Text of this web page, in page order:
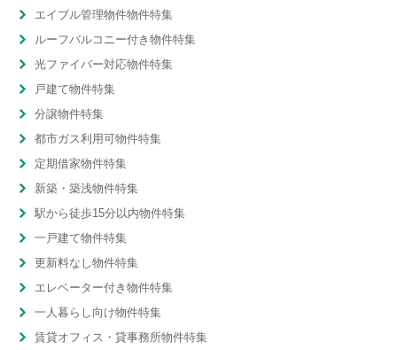
エイブル管理物件物件特集
ルーフバルコニー付き物件特集
光ファイバー対応物件特集
戸建て物件特集
分譲物件特集
都市ガス利用可物件特集
定期借家物件特集
新築・築浅物件特集
駅から徒歩15分以内物件特集
一戸建て物件特集
更新料なし物件特集
エレベーター付き物件特集
一人暮らし向け物件特集
賃貸オフィス・貸事務所物件特集